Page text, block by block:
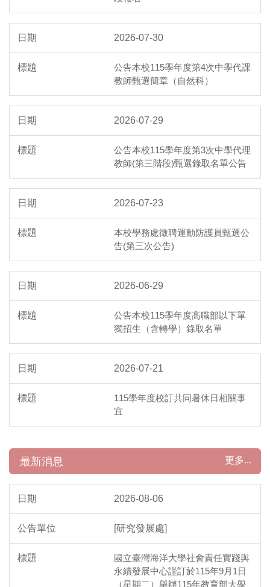
2026-07-30
公告本校115學年度第4次中學代課
教師甄選簡章（自然科）
2026-07-29
公告本校115學年度第3次中學代理
教師(第三階段)甄選錄取名單公告
2026-07-23
本校學務處徵聘運動防護員甄選公
告(第三次公告)
2026-06-29
公告本校115學年度高職部以下單
獨招生（含轉學）錄取名單
2026-07-21
115學年度校訂共同暑休日相關事
宜
最新消息
2026-08-06
[研究發展處]
國立臺灣海洋大學社會責任實踐與
永續發展中心謹訂於115年9月1日
（星期二）舉辦115年教育部大學
更多...